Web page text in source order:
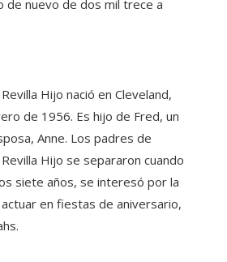
de nuevo de dos mil trece a
Hijo nació en Cleveland,
de 1956. Es hijo de Fred, un
Anne. Los padres de
Hijo se separaron cuando
siete años, se interesó por la
en fiestas de aniversario,